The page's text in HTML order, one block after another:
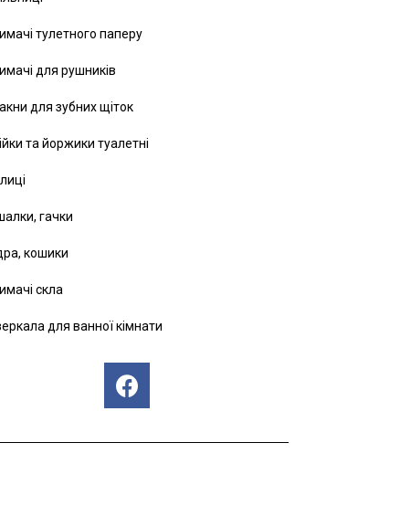
тулетного паперу
для рушників
для зубних щіток
та йоржики туалетні
гачки
кошики
скла
для ванної кімнати